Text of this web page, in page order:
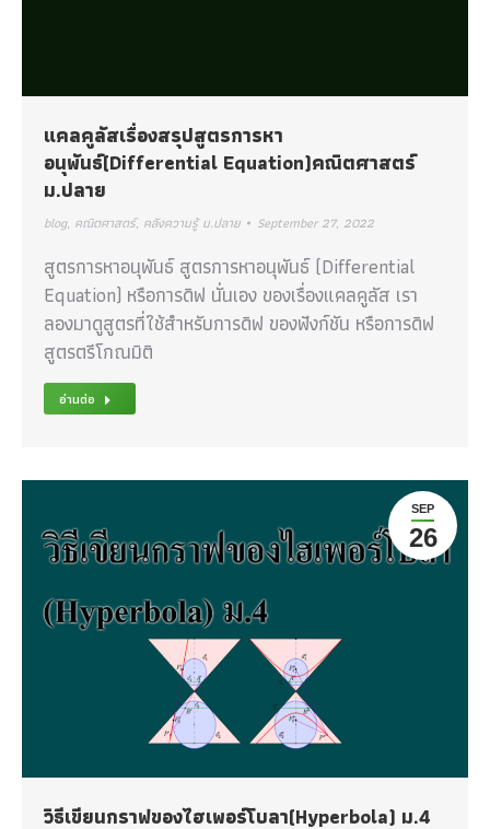
แคลคูลัสเรื่องสรุปสูตรการหา
อนุพันธ์(Differential Equation)คณิตศาสตร์
ม.ปลาย
blog, คณิตศาสตร์, คลังความรู้ ม.ปลาย September 27, 2022
สูตรการหาอนุพันธ์ สูตรการหาอนุพันธ์ (Differential
Equation) หรือการดิฟ นั่นเอง ของเรื่องแคลคูลัส เรา
ลองมาดูสูตรที่ใช้สำหรับการดิฟ ของฟังก์ชัน หรือการดิฟ
สูตรตรีโกณมิติ
อ่านต่อ
SEP
26
วิธีเขียนกราฟของไฮเพอร์โบลา(Hyperbola) ม.4